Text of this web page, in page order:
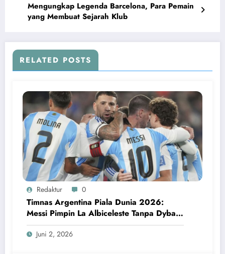
Mengungkap Legenda Barcelona, Para Pemain
yang Membuat Sejarah Klub
RELATED POSTS
Redaktur 0
Timnas Argentina Piala Dunia 2026:
Messi Pimpin La Albiceleste Tanpa Dybala
dan Garnacho
Juni 2, 2026